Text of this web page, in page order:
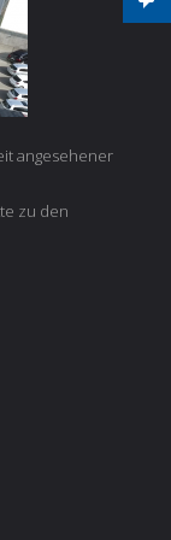
angesehener
zu den